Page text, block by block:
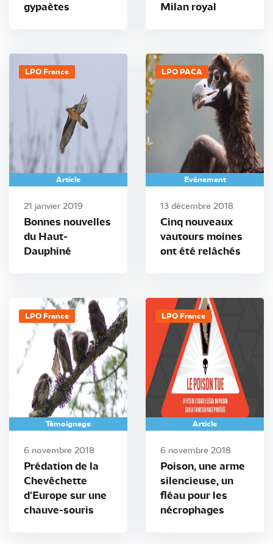
gypaètes
Milan royal
LPO France
Article
21 janvier 2019
Bonnes nouvelles
du Haut-
Dauphiné
LPO PACA
Evénement
13 décembre 2018
Cinq nouveaux
vautours moines
ont été relâchés
LPO France
Témoignage
6 novembre 2018
Prédation de la
Chevêchette
d'Europe sur une
chauve-souris
LPO France
Article
6 novembre 2018
Poison, une arme
silencieuse, un
fléau pour les
nécrophages